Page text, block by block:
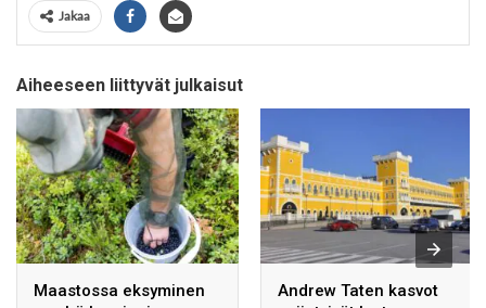
Jakaa
Aiheeseen liittyvät julkaisut
Maastossa eksyminen
Andrew Taten kasvot